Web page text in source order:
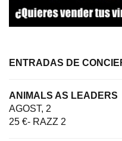
ENTRADAS DE
ANIMALS AS LEADERS
AGOST, 2
25 €- RAZZ 2